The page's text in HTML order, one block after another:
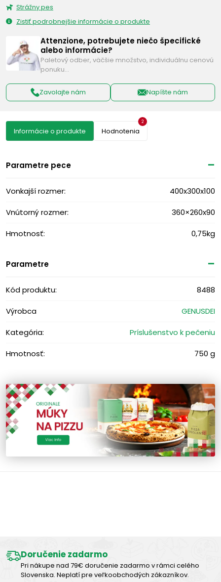
Strážny pes
Zistiť podrobnejšie informácie o produkte
Attenzione, potrebujete niečo špecifické
alebo informácie?
Paletový odber, väčšie množstvo, individuálnu cenovú
ponuku…
Zavolajte nám Napíšte nám
Informácie o produkte Hodnotenia
2
Parametre pece
Vonkajší rozmer: 400x300x100
Vnútorný rozmer: 360×260x90
Hmotnosť: 0,75kg
Parametre
Kód produktu: 8488
Výrobca GENUSDEI
Kategória: Príslušenstvo k pečeniu
Hmotnosť: 750 g
Doručenie zadarmo
Pri nákupe nad 79€ doručenie zadarmo v rámci celého
Slovenska. Neplatí pre veľkoobchodých zákazníkov.